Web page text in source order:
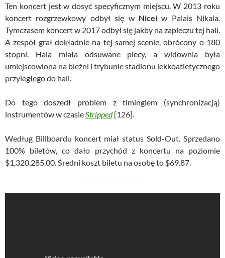
Ten koncert jest w dosyć specyficznym miejscu. W 2013 roku
koncert rozgrzewkowy odbył się w Niceiw Palais Nikaia.
Tymczasem koncert w 2017 odbył się jakby na zapleczu tej hali.
A zespół grał dokładnie na tej samej scenie, obrócony o 180
stopni. Hala miała odsuwane plecy, a widownia była
umiejscowiona na bieżni i trybunie stadionu lekkoatletycznego
przyległego do hali.
Do tego doszedł problem z timingiem (synchronizacją)
instrumentów w czasieStripped[126].
Według Billboardu koncert miał status Sold-Out. Sprzedano
100% biletów, co dało przychód z koncertu na poziomie
$1,320,285.00. Średni koszt biletu na osobę to $69.87.